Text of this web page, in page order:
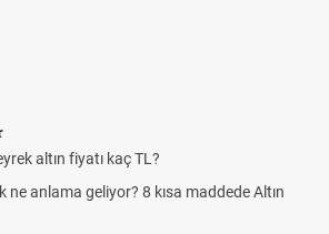
altın fiyatı kaç TL?
ne anlama geliyor? 8 kısa maddede Altın